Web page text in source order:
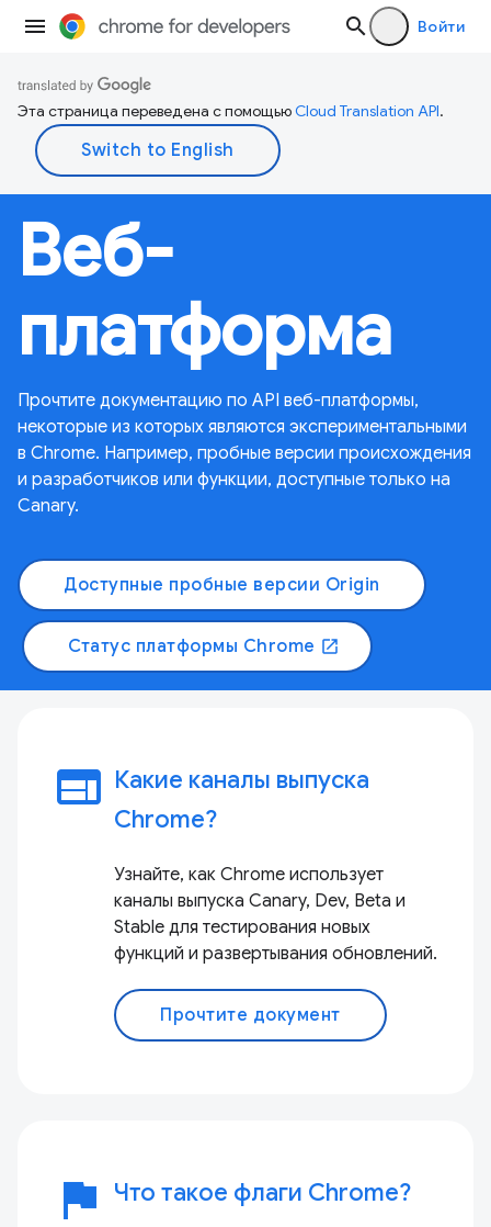
Войти
Эта страница переведена с помощьюCloud Translation API.
Веб-
платформа
Прочтите документацию по API веб-платформы,
некоторые из которых являются экспериментальными
в Chrome. Например, пробные версии происхождения
и разработчиков или функции, доступные только на
Canary.
Доступные пробные версии Origin
Статус платформы Chrome open_in_new
web Какие каналы выпуска
Chrome?
Узнайте, как Chrome использует
каналы выпуска Canary, Dev, Beta и
Stable для тестирования новых
функций и развертывания обновлений.
Прочтите документ
flag Что такое флаги Chrome?